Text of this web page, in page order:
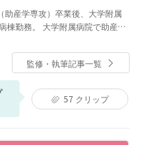
助産学専攻）卒業後、大学附属
棟勤務。 大学附属病院で助産師
大学看護学部母性看護学助教を
ンダーで医療系の記事執筆・監
監修・執筆記事一覧
57クリップ